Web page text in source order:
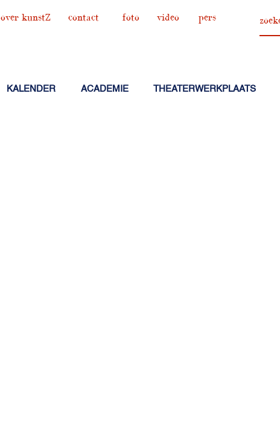
over kunstZ contact foto video pers
KALENDER ACADEMIE THEATERWERKPLAATS